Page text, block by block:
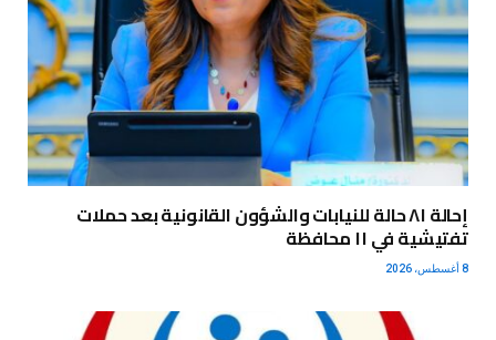
إحالة ٨١ حالة للنيابات والشؤون القانونية بعد حملات
تفتيشية في ١١ محافظة
8 أغسطس، 2026